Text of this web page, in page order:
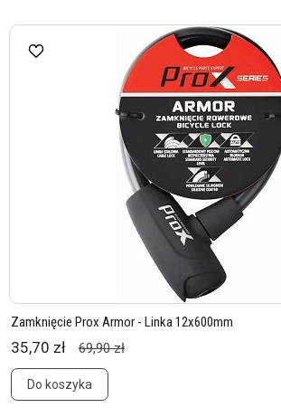
Zamknięcie Prox Armor - Linka 12x600mm
35,70 zł 69,90 zł
Do koszyka